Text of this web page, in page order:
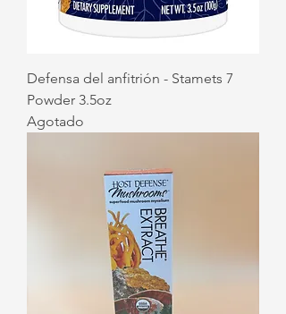
Defensa del anfitrión - Stamets 7
Powder 3.5oz
Agotado